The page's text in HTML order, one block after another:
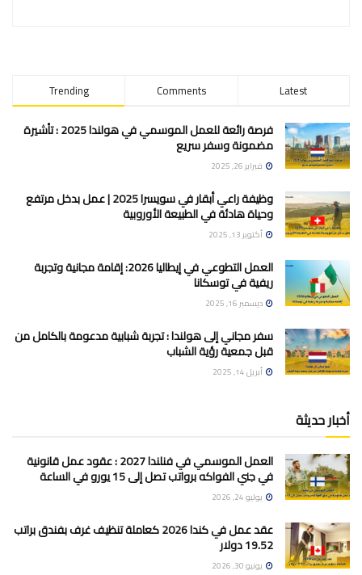
Trending Comments Latest
فرصة رائعة للعمل الموسمي في هولندا 2025 : تأشيرة
مضمونة وسفر سريع
فبراير 26, 2025
وظيفة راعي أبقار في سويسرا 2025 | عمل بدخل مرتفع
وحياة هادئة في الطبيعة الأوروبية
أكتوبر 13, 2025
العمل التطوعي في إيطاليا 2026: إقامة مجانية وتجربة
ريفية في توسكانا
ديسمبر 16, 2025
سفر مجاني إلى هولندا : تجربة شبابية مدعومة بالكامل من
قبل جمعية رؤية الشباب
أبريل 14, 2025
أخبار حديثة
العمل الموسمي في فنلندا 2027 : عقود عمل قانونية
في جني الفواكه برواتب تصل إلى 15 يورو في الساعة
يوليو 24, 2026
عقد عمل في كندا 2026 كعاملة تنظيف غرف بفندق براتب
19.52 دولار
يونيو 30, 2026